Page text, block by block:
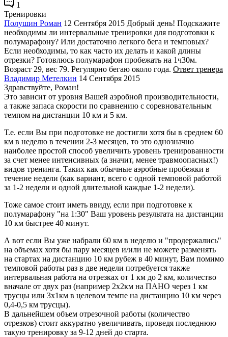
1
Тренировки
Полушин Роман 12 Сентября 2015 Добрый день! Подскажите
необходимы ли интервальные тренировки для подготовки к
полумарафону? Или достаточно легкого бега и темповых?
Если необходимы, то как часто их делать и какой длины
отрезки? Готовлюсь полумарафон пробежать на 1ч30м.
Возраст 29, вес 79. Регулярно бегаю около года. Ответ тренера
Владимир Метелкин 14 Сентября 2015
Здравствуйте, Роман!
Это зависит от уровня Вашей аэробной производительности,
а также запаса скорости по сравнению с соревновательным
темпом на дистанции 10 км и 5 км.
Т.е. если Вы при подготовке не достигли хотя бы в среднем 60
км в неделю в течении 2-3 месяцев, то это однозначно
наиболее простой способ увеличить уровень тренированности
за счет менее интенсивных (а значит, менее травмоопасных!)
видов тренинга. Таких как обычные аэробные пробежки в
течение недели (как вариант, всего с одной темповой работой
за 1-2 недели и одной длительной каждые 1-2 недели).
Тоже самое стоит иметь ввиду, если при подготовке к
полумарафону "на 1:30" Ваш уровень результата на дистанции
10 км быстрее 40 минут.
А вот если Вы уже набрали 60 км в неделю и "продержались"
на объемах хотя бы пару месяцев и/или не можете разменять
на стартах на дистанцию 10 км рубеж в 40 минут, Вам помимо
темповой работы раз в две недели потребуется также
интервальная работа на отрезках от 1 км до 2 км, количество
вначале от двух раз (например 2х2км на ПАНО через 1 км
трусцы или 3х1км в целевом темпе на дистанцию 10 км через
0,4-0,5 км трусцы).
В дальнейшем объем отрезочной работы (количество
отрезков) стоит аккуратно увеличивать, проведя последнюю
такую тренировку за 9-12 дней до старта.